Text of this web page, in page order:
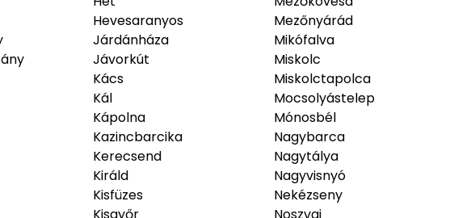
Felsőhámor
Felsőtárkány
Felsőzsolca
Füzesabony
Harsány
Hejőkeresztúr
Hét
Hevesaranyos
Járdánháza
Lénárddaróc
Lillafüred
Maklár
Mályi
Mályinka
Mezőkeresztes
Mezőkövesd
Mezőnyárád
Mikófalva